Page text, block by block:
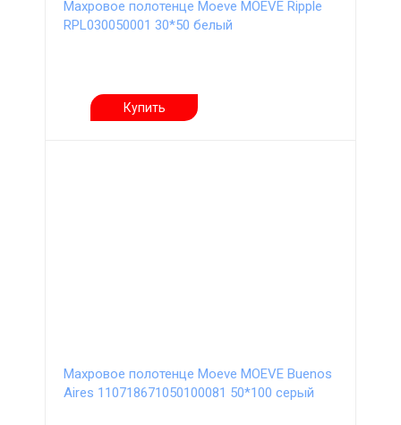
Махровое полотенце Moeve MOEVE Ripple
RPL030050001 30*50 белый
Купить
Махровое полотенце Moeve MOEVE Buenos
Aires 110718671050100081 50*100 серый